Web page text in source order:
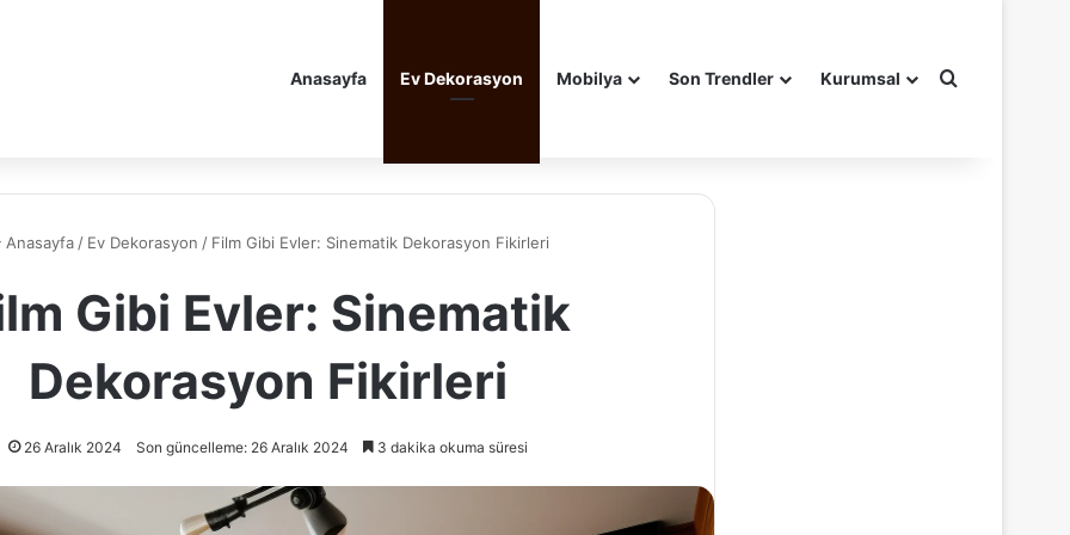
Anasayfa Ev Dekorasyon Mobilya Son Trendler Kurumsal Arama yap
Anasayfa / Ev Dekorasyon / Film Gibi Evler: Sinematik Dekorasyon Fikirleri
Gibi Evler: Sinematik
Dekorasyon Fikirleri
26 Aralık 2024 Son güncelleme: 26 Aralık 2024 3 dakika okuma süresi